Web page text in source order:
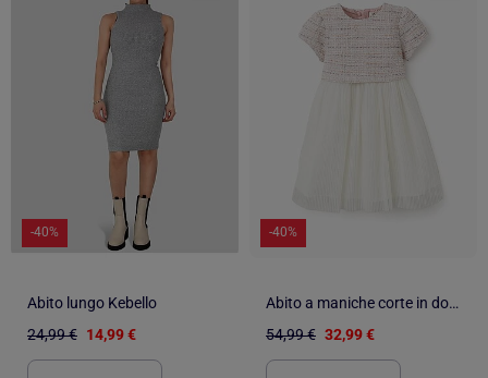
-40%
Abito lungo Kebello
24,99 € 14,99 €
-40%
Abito a maniche corte in doppio tessuto tweed e rete
54,99 € 32,99 €